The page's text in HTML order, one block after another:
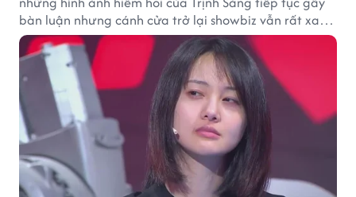
bàn luận nhưng cánh cửa trở lại showbiz vẫn rất xa
vời.